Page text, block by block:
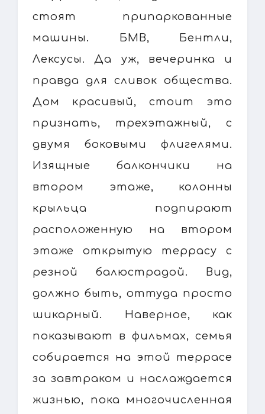
стоят припаркованные
машины. БМВ, Бентли,
Лексусы. Да уж, вечеринка и
правда для сливок общества.
Дом красивый, стоит это
признать, трехэтажный, с
двумя боковыми флигелями.
Изящные балкончики на
втором этаже, колонны
крыльца подпирают
расположенную на втором
этаже открытую террасу с
резной балюстрадой. Вид,
должно быть, оттуда просто
шикарный. Наверное, как
показывают в фильмах, семья
собирается на этой террасе
за завтраком и наслаждается
жизнью, пока многочисленная